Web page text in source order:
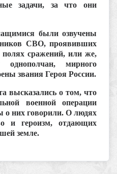
задачи, за что они
были озвучены
СВО, проявивших
полях сражений, или же,
мирного
звания Героя России.
высказались о том, что
военной операции
о них говорили. О людях
и героизм, отдающих
земле.